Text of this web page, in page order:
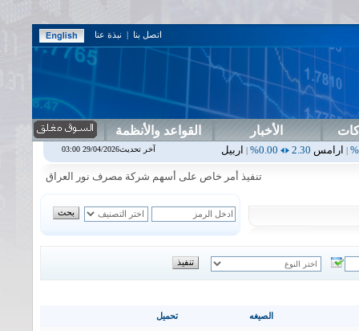
اتصل بنا | نبذة عنا
الأخبار القواعد والأنظمة
|اربيل 0.00
0.00%
|اسفنج1.87
تنفيذ أمر خاص على أسهم شركة مصرف نور العراق في جلسة الاربعاء
تحميل الصيغه